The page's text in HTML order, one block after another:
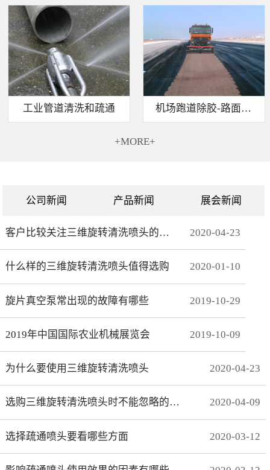
工业管道清洗和疏通 机场跑道除胶-路面标线清除
+MORE+
公司新闻 产品新闻 展会新闻
客户比较关注三维旋转清洗喷头的哪些方面 2020-04-23
什么样的三维旋转清洗喷头值得选购 2020-01-10
旋片真空泵常出现的故障有哪些 2019-10-29
2019年中国国际农业机械展览会 2019-10-09
为什么要使用三维旋转清洗喷头 2020-04-23
选购三维旋转清洗喷头时不能忽略的事项有哪些 2020-04-09
选择疏通喷头要看哪些方面 2020-03-12